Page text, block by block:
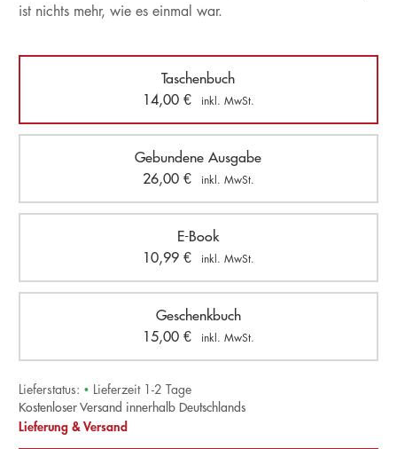
ist nichts mehr, wie es einmal war.
Taschenbuch
14,00 € inkl. MwSt.
Gebundene Ausgabe
26,00 € inkl. MwSt.
E-Book
10,99 € inkl. MwSt.
Geschenkbuch
15,00 € inkl. MwSt.
Lieferstatus: • Lieferzeit 1-2 Tage
Kostenloser Versand innerhalb Deutschlands
Lieferung & Versand